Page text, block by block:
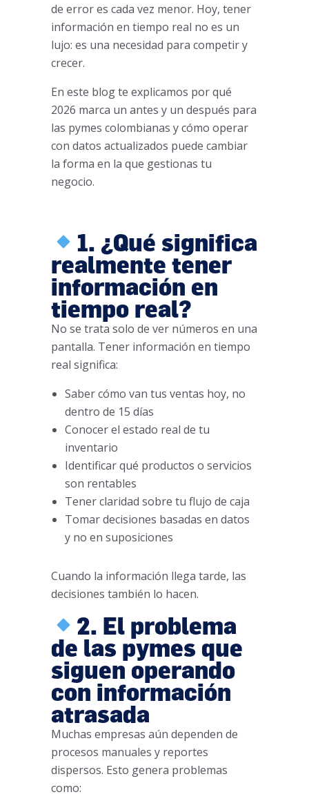
de error es cada vez menor. Hoy, tener
información en tiempo real no es un
lujo: es una necesidad para competir y
crecer.
En este blog te explicamos por qué
2026 marca un antes y un después para
las pymes colombianas y cómo operar
con datos actualizados puede cambiar
la forma en la que gestionas tu
negocio.
1. ¿Qué significa
realmente tener
información en
tiempo real?
No se trata solo de ver números en una
pantalla. Tener información en tiempo
real significa:
Saber cómo van tus ventas hoy, no
dentro de 15 días
Conocer el estado real de tu
inventario
Identificar qué productos o servicios
son rentables
Tener claridad sobre tu flujo de caja
Tomar decisiones basadas en datos
y no en suposiciones
Cuando la información llega tarde, las
decisiones también lo hacen.
2. El problema
de las pymes que
siguen operando
con información
atrasada
Muchas empresas aún dependen de
procesos manuales y reportes
dispersos. Esto genera problemas
como: